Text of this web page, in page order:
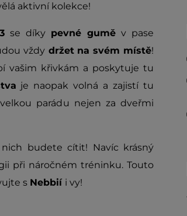
aktivní kolekce!
se díky pevné guměv pase
vždydržet na svém místě!
vašim křivkám a poskytuje tu
je naopak volná a zajistí tu
parádu nejen za dveřmi
budete cítit! Navíc krásný
při náročném tréninku. Touto
s Nebbií i vy!